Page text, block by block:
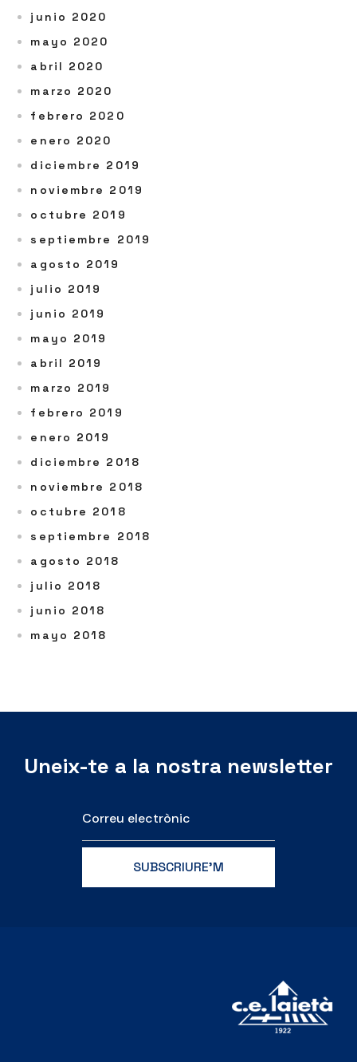
junio 2020
mayo 2020
abril 2020
marzo 2020
febrero 2020
enero 2020
diciembre 2019
noviembre 2019
octubre 2019
septiembre 2019
agosto 2019
julio 2019
junio 2019
mayo 2019
abril 2019
marzo 2019
febrero 2019
enero 2019
diciembre 2018
noviembre 2018
octubre 2018
septiembre 2018
agosto 2018
julio 2018
junio 2018
mayo 2018
Uneix-te a la nostra newsletter